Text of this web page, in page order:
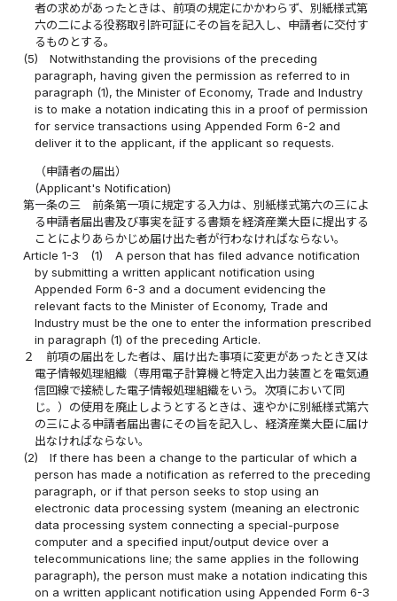
者の求めがあったときは、前項の規定にかかわらず、別紙様式第
六の二による役務取引許可証にその旨を記入し、申請者に交付す
るものとする。
(5)
Notwithstanding the provisions of the preceding
paragraph, having given the permission as referred to in
paragraph (1), the Minister of Economy, Trade and Industry
is to make a notation indicating this in a proof of permission
for service transactions using Appended Form 6-2 and
deliver it to the applicant, if the applicant so requests.
（申請者の届出）
(Applicant's Notification)
第一条の三
前条第一項に規定する入力は、別紙様式第六の三によ
る申請者届出書及び事実を証する書類を経済産業大臣に提出する
ことによりあらかじめ届け出た者が行わなければならない。
Article 1-3
(1)
A person that has filed advance notification
by submitting a written applicant notification using
Appended Form 6-3 and a document evidencing the
relevant facts to the Minister of Economy, Trade and
Industry must be the one to enter the information prescribed
in paragraph (1) of the preceding Article.
２
前項の届出をした者は、届け出た事項に変更があったとき又は
電子情報処理組織（専用電子計算機と特定入出力装置とを電気通
信回線で接続した電子情報処理組織をいう。次項において同
じ。）の使用を廃止しようとするときは、速やかに別紙様式第六
の三による申請者届出書にその旨を記入し、経済産業大臣に届け
出なければならない。
(2)
If there has been a change to the particular of which a
person has made a notification as referred to the preceding
paragraph, or if that person seeks to stop using an
electronic data processing system (meaning an electronic
data processing system connecting a special-purpose
computer and a specified input/output device over a
telecommunications line; the same applies in the following
paragraph), the person must make a notation indicating this
on a written applicant notification using Appended Form 6-3